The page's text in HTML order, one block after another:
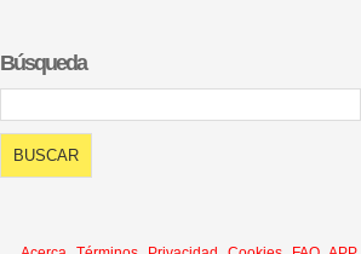
Búsqueda